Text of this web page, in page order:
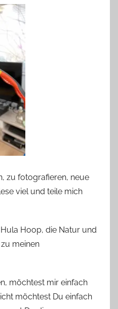
zu fotografieren, neue
viel und teile mich
Hoop, die Natur und
meinen
möchtest mir einfach
möchtest Du einfach